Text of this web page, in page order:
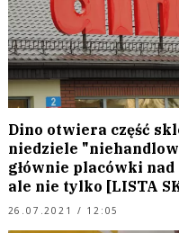
Dino otwiera część
niedziele
głównie placówki nad
ale nie tylko [LISTA
26.07.2021 / 12:05